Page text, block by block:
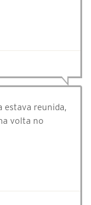
estava reunida,
volta no